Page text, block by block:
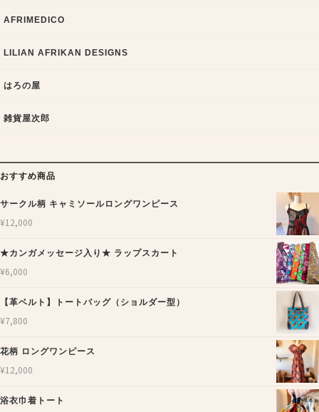
AFRIMEDICO
LILIAN AFRIKAN DESIGNS
はろの屋
雑貨屋次郎
おすすめ商品
サークル柄 キャミソールロングワンピース
¥12,000
★カンガメッセージ入り★ ラップスカート
¥6,000
【革ベルト】トートバッグ（ショルダー型）
¥7,800
花柄 ロングワンピース
¥12,000
浴衣巾着トート